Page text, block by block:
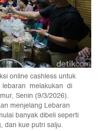
online cashless untuk
lebaran melakukan di
Senin (9/3/2026).
menjelang Lebaran
banyak dibeli seperti
dan kue putri salju.